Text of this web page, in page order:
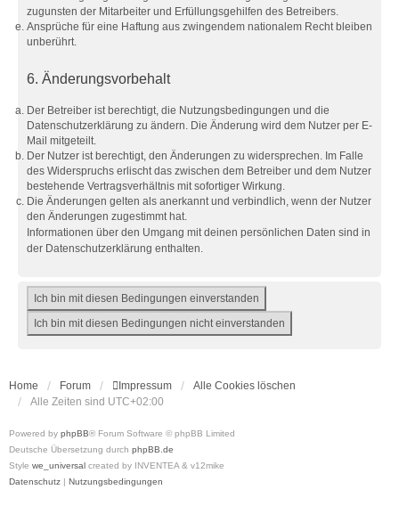
zugunsten der Mitarbeiter und Erfüllungsgehilfen des Betreibers.
Ansprüche für eine Haftung aus zwingendem nationalem Recht bleiben
unberührt.
6. Änderungsvorbehalt
Der Betreiber ist berechtigt, die Nutzungsbedingungen und die
Datenschutzerklärung zu ändern. Die Änderung wird dem Nutzer per E-
Mail mitgeteilt.
Der Nutzer ist berechtigt, den Änderungen zu widersprechen. Im Falle
des Widerspruchs erlischt das zwischen dem Betreiber und dem Nutzer
bestehende Vertragsverhältnis mit sofortiger Wirkung.
Die Änderungen gelten als anerkannt und verbindlich, wenn der Nutzer
den Änderungen zugestimmt hat.
Informationen über den Umgang mit deinen persönlichen Daten sind in
der Datenschutzerklärung enthalten.
Home Forum Impressum
Alle Cookies löschen
Alle Zeiten sind UTC+02:00
Powered by phpBB® Forum Software © phpBB Limited
Deutsche Übersetzung durch phpBB.de
Style we_universal created by INVENTEA & v12mike
Datenschutz | Nutzungsbedingungen